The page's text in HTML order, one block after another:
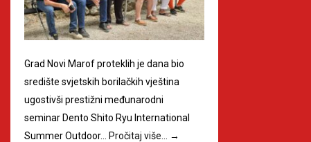
Grad Novi Marof proteklih je dana bio
središte svjetskih borilačkih vještina
ugostivši prestižni međunarodni
seminar Dento Shito Ryu International
Summer Outdoor…
Pročitaj više… →